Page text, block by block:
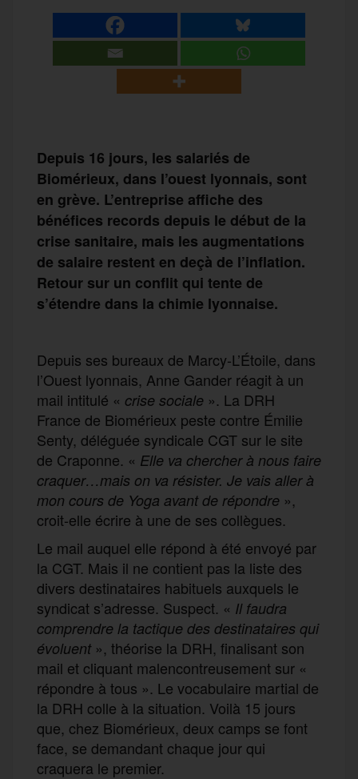
Depuis 16 jours, les salariés de
Biomérieux, dans l’ouest lyonnais, sont
en grève. L’entreprise affiche des
bénéfices records depuis le début de la
crise sanitaire, mais les augmentations
de salaire restent en deçà de l’inflation.
Retour sur un conflit qui tente de
s’étendre dans la chimie lyonnaise.
Depuis ses bureaux de Marcy-L’Étoile, dans
l’Ouest lyonnais, Anne Gander réagit à un
mail intitulé « crise sociale ». La DRH
France de Biomérieux peste contre Émilie
Senty, déléguée syndicale CGT sur le site
de Craponne. « Elle va chercher à nous faire
craquer…mais on va résister. Je vais aller à
mon cours de Yoga avant de répondre »,
croit-elle écrire à une de ses collègues.
Le mail auquel elle répond à été envoyé par
la CGT. Mais il ne contient pas la liste des
divers destinataires habituels auxquels le
syndicat s’adresse. Suspect. « Il faudra
comprendre la tactique des destinataires qui
évoluent», théorise la DRH, finalisant son
mail et cliquant malencontreusement sur «
répondre à tous ». Le vocabulaire martial de
la DRH colle à la situation. Voilà 15 jours
que, chez Biomérieux, deux camps se font
face, se demandant chaque jour qui
craquera le premier.